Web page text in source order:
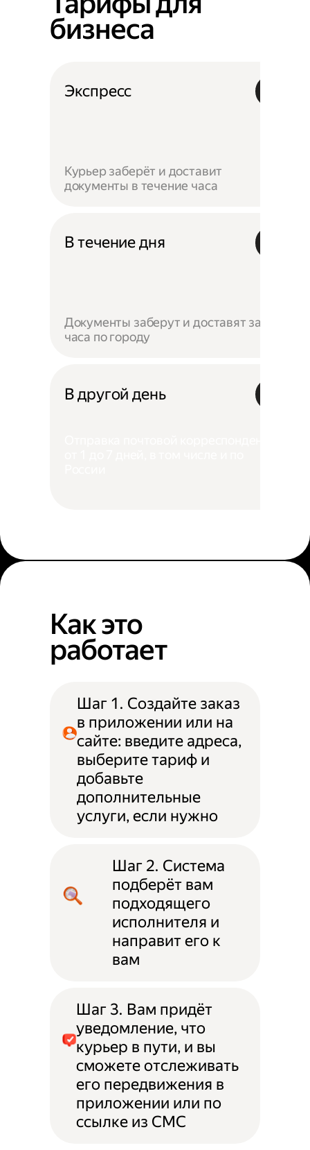
бизнеса
Экспресс
Курьер заберёт и доставит
документы в течение часа
В течение дня
Документы заберут и доставят за 4
часа по городу
В другой день
Как это
работает
Шаг 1. Создайте заказ
в приложении или на
сайте: введите адреса,
выберите тариф и
добавьте
дополнительные
услуги, если нужно
Шаг 2. Система
подберёт вам
подходящего
исполнителя и
направит его к
вам
Шаг 3. Вам придёт
уведомление, что
курьер в пути, и вы
сможете отслеживать
его передвижения в
приложении или по
ссылке из СМС